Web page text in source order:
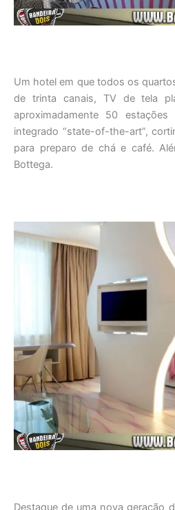
Um hotel em que todos os
de trinta canais, TV de tela
aproximadamente 50
integrado “state-of-the-art”,
para preparo de chá e café.
Bottega.
Destaque de uma nova geração